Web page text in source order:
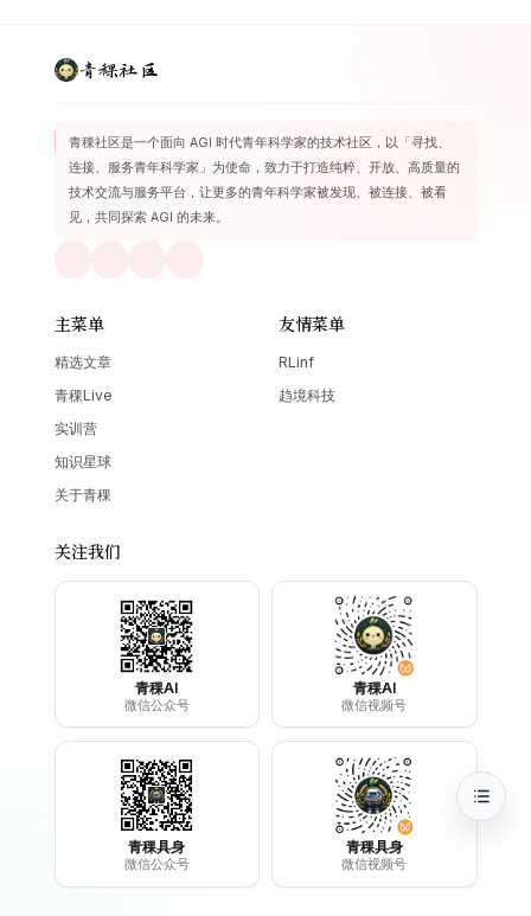
青稞社区
青稞社区是一个面向 AGI 时代青年科学家的技术社区，以「寻找、
连接、服务青年科学家」为使命，致力于打造纯粹、开放、高质量的
技术交流与服务平台，让更多的青年科学家被发现、被连接、被看
见，共同探索 AGI 的未来。
主菜单
精选文章
青稞Live
实训营
知识星球
关于青稞
友情菜单
RLinf
趋境科技
关注我们
青稞AI
微信公众号
青稞AI
微信视频号
青稞具身
微信公众号
青稞具身
微信视频号